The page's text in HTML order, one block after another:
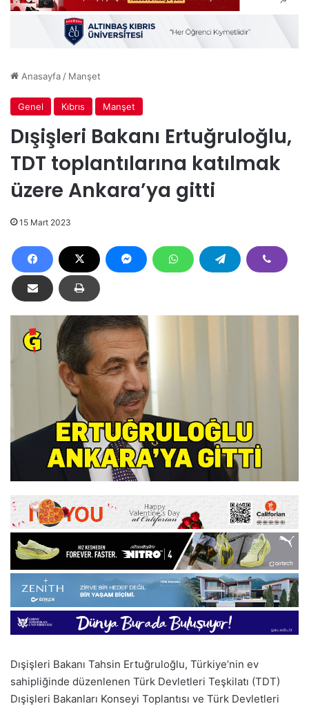
Anasayfa / Manşet
Genel Kıbrıs Manşet
Dışişleri Bakanı Ertuğruloğlu,
TDT toplantılarına katılmak
üzere Ankara’ya gitti
15 Mart 2023
Dışişleri Bakanı Tahsin Ertuğruloğlu, Türkiye’nin ev
sahipliğinde düzenlenen Türk Devletleri Teşkilatı (TDT)
Dışişleri Bakanları Konseyi Toplantısı ve Türk Devletleri